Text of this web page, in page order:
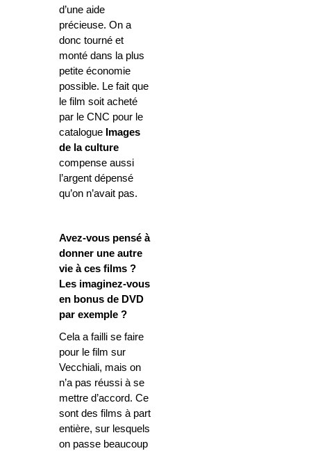
d’une aide
précieuse. On a
donc tourné et
monté dans la plus
petite économie
possible. Le fait que
le film soit acheté
par le CNC pour le
catalogue Images
de la culture
compense aussi
l’argent dépensé
qu’on n’avait pas.
Avez-vous pensé à
donner une autre
vie à ces films ?
Les imaginez-vous
en bonus de DVD
par exemple ?
Cela a failli se faire
pour le film sur
Vecchiali, mais on
n’a pas réussi à se
mettre d’accord. Ce
sont des films à part
entière, sur lesquels
on passe beaucoup